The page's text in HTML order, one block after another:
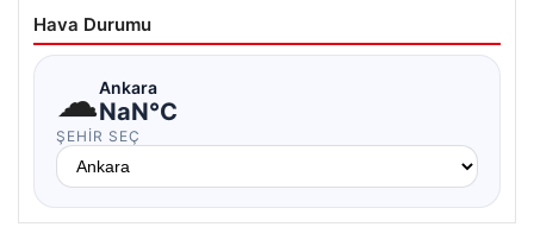
Hava Durumu
☁Ankara
NaN°C
ŞEHIR SEÇ